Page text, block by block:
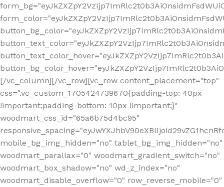
[/vc_column][/vc_row][vc_row content_placement="top"
css=".vc_custom_1705424739670{padding-top: 40px
!important;padding-bottom: 10px !important;}"
woodmart_css_id="65a6b75d4bc95"
mobile_bg_img_hidden="no" tablet_bg_img_hidden="no"
woodmart_parallax="0" woodmart_gradient_switch="no"
woodmart_box_shadow="no" wd_z_index="no"
woodmart_disable_overflow="0" row_reverse_mobile="0"